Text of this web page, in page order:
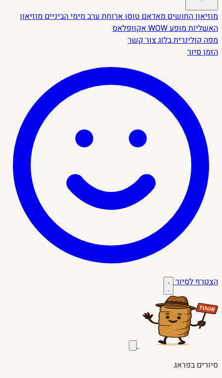
מוזיאון החושיםמאדאם טוסוארוחת ערב מימי הבינייםמוזיאון
האשליותמופע WOW
אקוופלאס
מפה קולינריתבלוגצור קשר
הזמן סיור
הצטרף לסיור
סיורים בפראג